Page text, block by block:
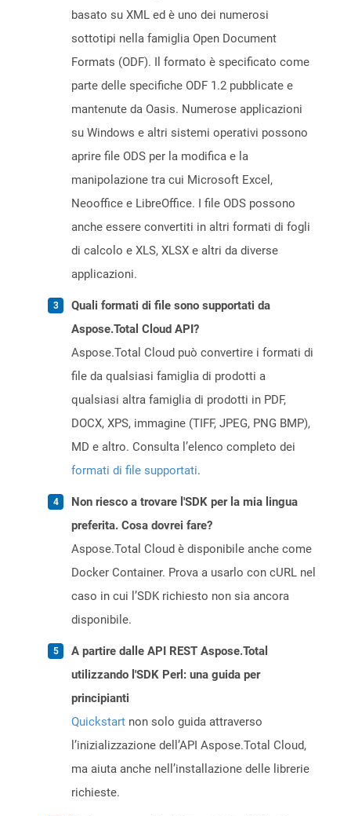
basato su XML ed è uno dei numerosi
sottotipi nella famiglia Open Document
Formats (ODF). Il formato è specificato come
parte delle specifiche ODF 1.2 pubblicate e
mantenute da Oasis. Numerose applicazioni
su Windows e altri sistemi operativi possono
aprire file ODS per la modifica e la
manipolazione tra cui Microsoft Excel,
Neooffice e LibreOffice. I file ODS possono
anche essere convertiti in altri formati di fogli
di calcolo e XLS, XLSX e altri da diverse
applicazioni.
Quali formati di file sono supportati da
Aspose.Total Cloud API?
Aspose.Total Cloud può convertire i formati di
file da qualsiasi famiglia di prodotti a
qualsiasi altra famiglia di prodotti in PDF,
DOCX, XPS, immagine (TIFF, JPEG, PNG BMP),
MD e altro. Consulta l’elenco completo dei
formati di file supportati.
Non riesco a trovare l'SDK per la mia lingua
preferita. Cosa dovrei fare?
Aspose.Total Cloud è disponibile anche come
Docker Container. Prova a usarlo con cURL nel
caso in cui l’SDK richiesto non sia ancora
disponibile.
A partire dalle API REST Aspose.Total
utilizzando l'SDK Perl: una guida per
principianti
Quickstart non solo guida attraverso
l’inizializzazione dell’API Aspose.Total Cloud,
ma aiuta anche nell’installazione delle librerie
richieste.